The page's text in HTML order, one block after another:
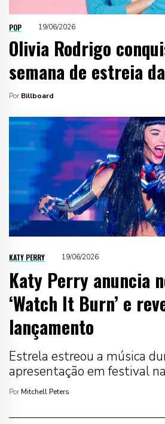
POP 19/06/2026
Olivia Rodrigo
semana de estreia
Por Billboard
KATY PERRY 19/06/2026
Katy Perry anuncia
‘Watch It Burn’ e
lançamento
Estrela estreou a música
apresentação em festival
Por Mitchell Peters